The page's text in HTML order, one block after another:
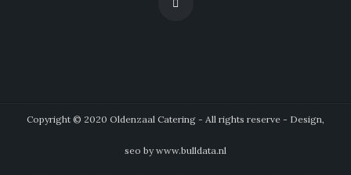
Copyright © 2020 Oldenzaal Catering - All rights reserve - Design,
seo by www.bulldata.nl